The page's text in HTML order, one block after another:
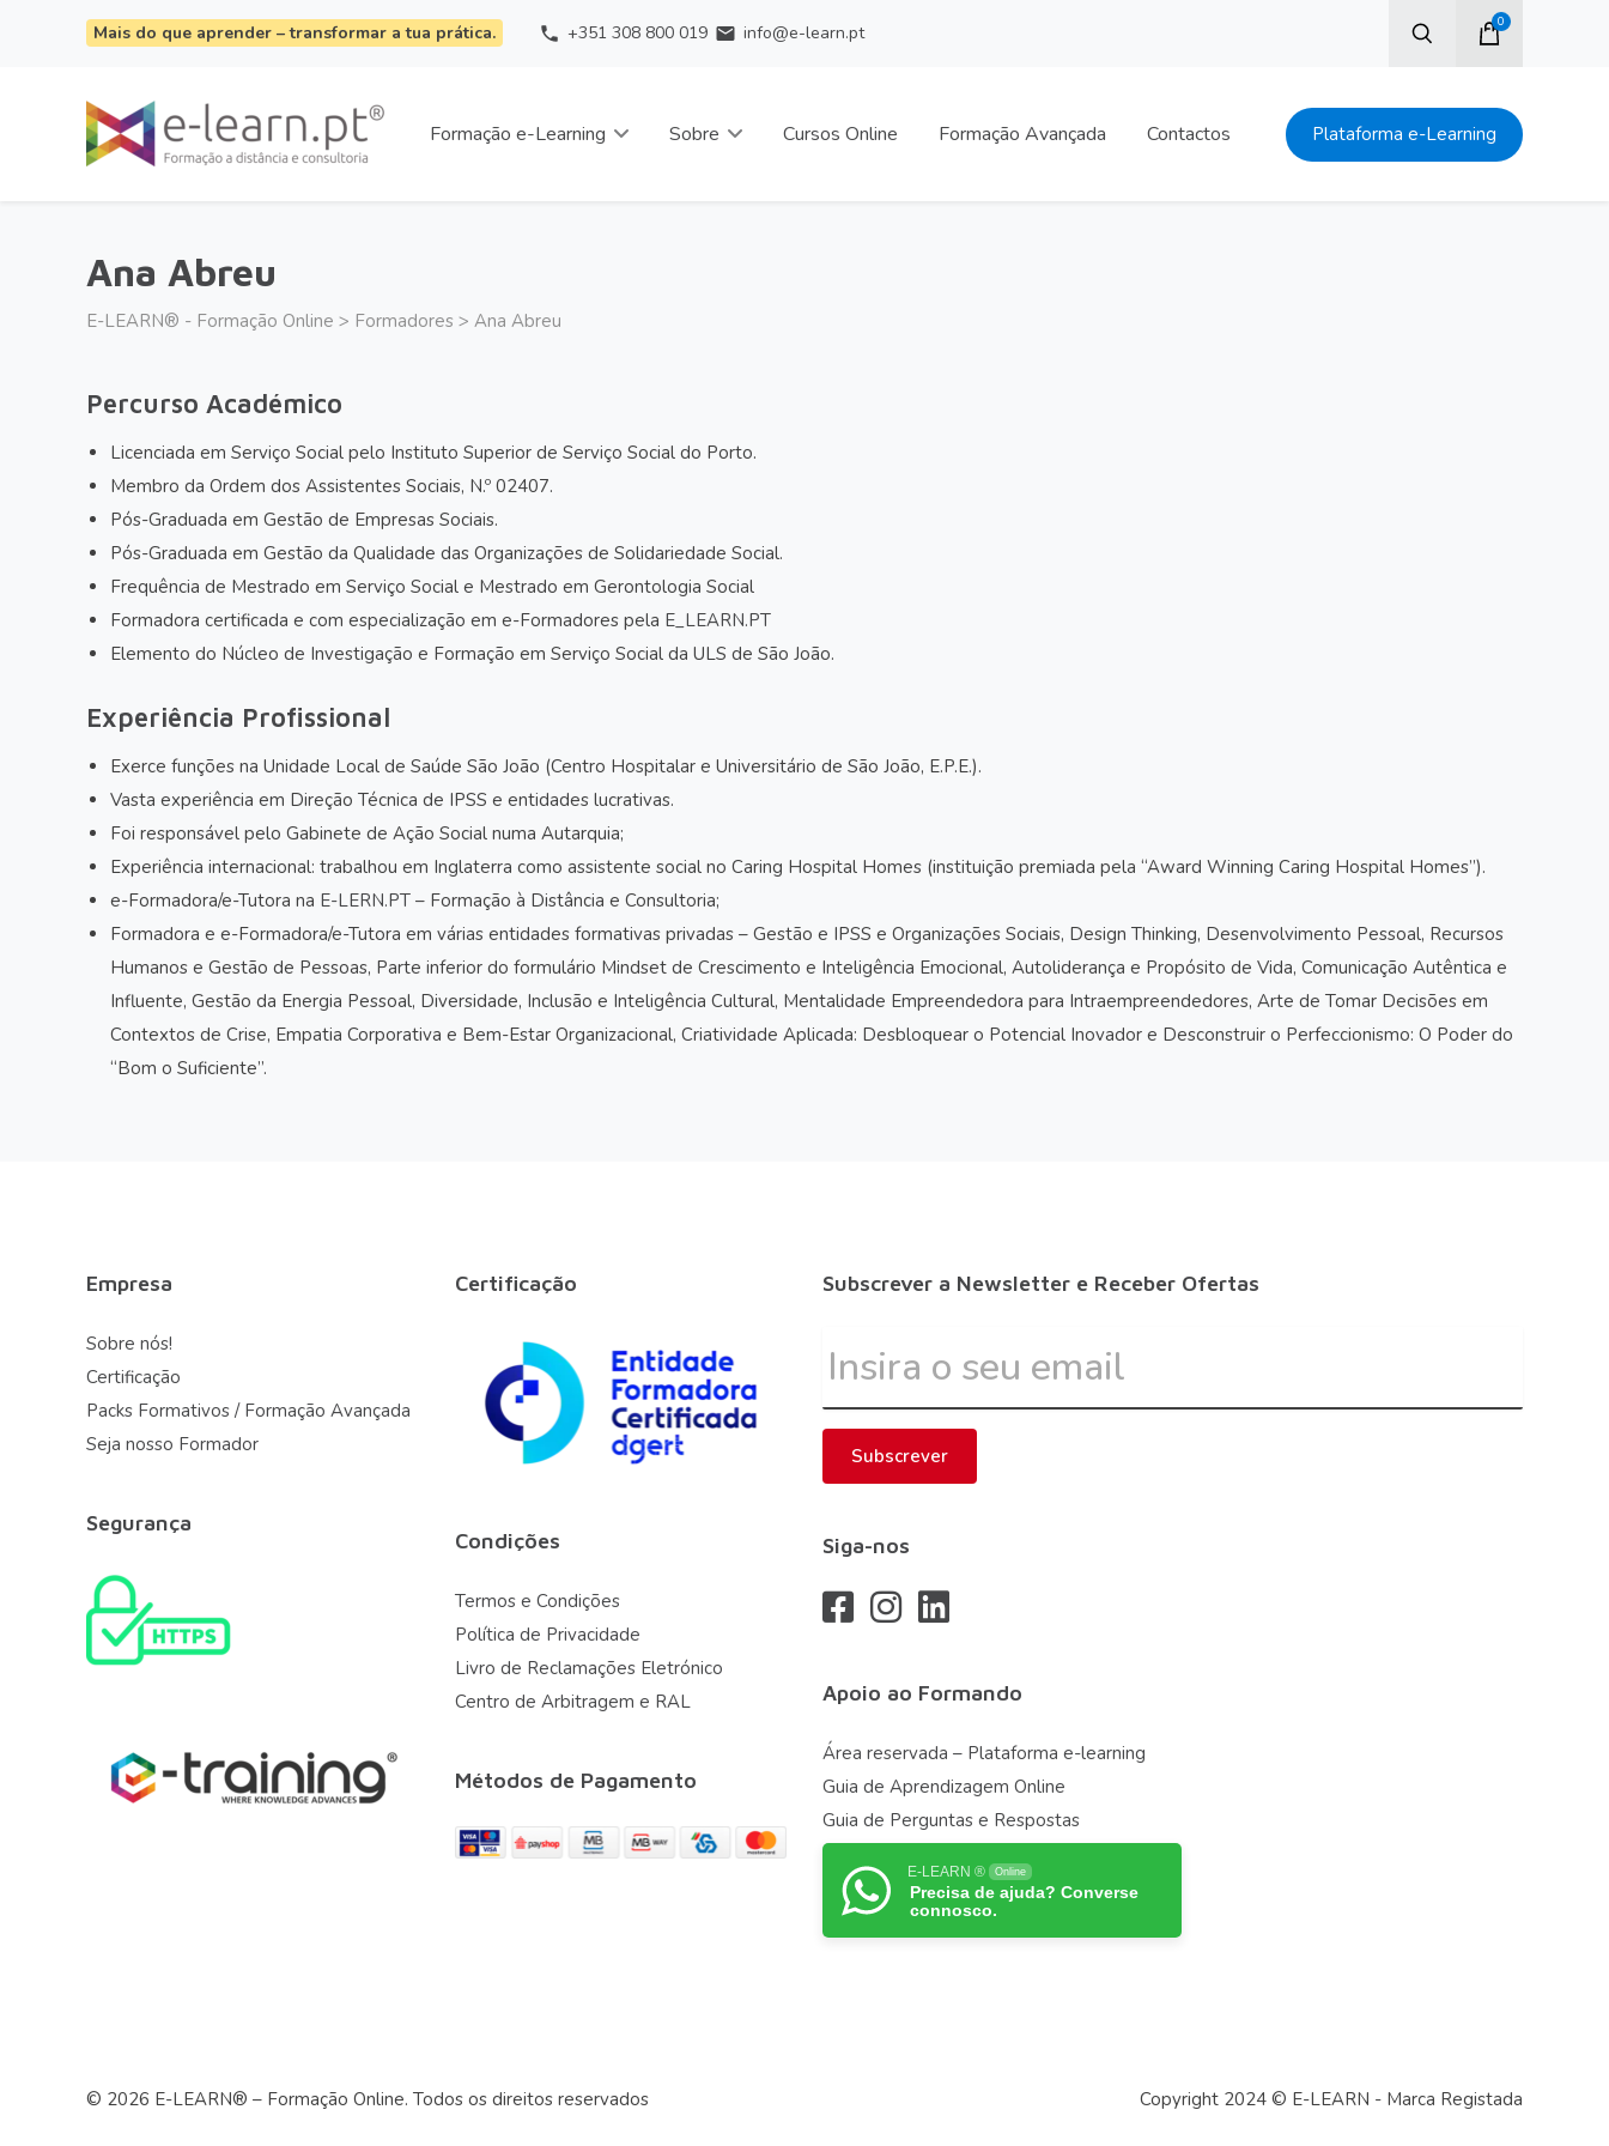
Mais do que aprender – transformar a tua prática. phone +351 308 800 019 email info@e-learn.pt 0
Formação e-Learning Sobre Cursos Online Formação Avançada Contactos Plataforma e-Learning
Ana Abreu
E-LEARN® - Formação Online > Formadores > Ana Abreu
Percurso Académico
Licenciada em Serviço Social pelo Instituto Superior de Serviço Social do Porto.
Membro da Ordem dos Assistentes Sociais, N.º 02407.
Pós-Graduada em Gestão de Empresas Sociais.
Pós-Graduada em Gestão da Qualidade das Organizações de Solidariedade Social.
Frequência de Mestrado em Serviço Social e Mestrado em Gerontologia Social
Formadora certificada e com especialização em e-Formadores pela E_LEARN.PT
Elemento do Núcleo de Investigação e Formação em Serviço Social da ULS de São João.
Experiência Profissional
Exerce funções na Unidade Local de Saúde São João (Centro Hospitalar e Universitário de São João, E.P.E.).
Vasta experiência em Direção Técnica de IPSS e entidades lucrativas.
Foi responsável pelo Gabinete de Ação Social numa Autarquia;
Experiência internacional: trabalhou em Inglaterra como assistente social no Caring Hospital Homes (instituição premiada pela “Award Winning Caring Hospital Homes”).
e-Formadora/e-Tutora na E-LERN.PT – Formação à Distância e Consultoria;
Formadora e e-Formadora/e-Tutora em várias entidades formativas privadas – Gestão e IPSS e Organizações Sociais, Design Thinking, Desenvolvimento Pessoal, Recursos
Humanos e Gestão de Pessoas, Parte inferior do formulário Mindset de Crescimento e Inteligência Emocional, Autoliderança e Propósito de Vida, Comunicação Autêntica e
Influente, Gestão da Energia Pessoal, Diversidade, Inclusão e Inteligência Cultural, Mentalidade Empreendedora para Intraempreendedores, Arte de Tomar Decisões em
Contextos de Crise, Empatia Corporativa e Bem-Estar Organizacional, Criatividade Aplicada: Desbloquear o Potencial Inovador e Desconstruir o Perfeccionismo: O Poder do
“Bom o Suficiente”.
Empresa
Sobre nós!
Certificação
Packs Formativos / Formação Avançada
Seja nosso Formador
Segurança
Certificação
Condições
Termos e Condições
Política de Privacidade
Livro de Reclamações Eletrónico
Centro de Arbitragem e RAL
Métodos de Pagamento
Subscrever a Newsletter e Receber Ofertas
Subscrever
Siga-nos
Apoio ao Formando
Área reservada – Plataforma e-learning
Guia de Aprendizagem Online
Guia de Perguntas e Respostas
E-LEARN ® Online
Precisa de ajuda? Converse
connosco.
© 2026 E-LEARN® – Formação Online. Todos os direitos reservados Copyright 2024 © E-LEARN - Marca Registada